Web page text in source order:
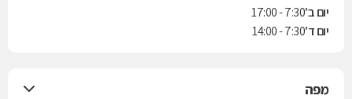
יום ב'7:30 - 17:00
יום ד'7:30 - 14:00
מפה